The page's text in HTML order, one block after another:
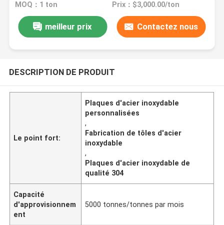
MOQ：1 ton Prix：$3,000.00/ton
meilleur prix Contactez nous
DESCRIPTION DE PRODUIT
Le point fort:
Plaques d'acier inoxydable
personnalisées
,
Fabrication de tôles d'acier
inoxydable
,
Plaques d'acier inoxydable de
qualité 304
Capacité
d'approvisionnem
ent
5000 tonnes/tonnes par mois